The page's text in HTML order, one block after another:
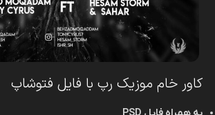
کاور خام موزیک رپ با فایل فتوشاپ